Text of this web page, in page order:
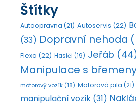
Štítky
Autoopravna (21) Autoservis (22)
(33) Dopravní nehoda
Flexa (22) Hasiči (19) Jeřáb
Manipulace s
motorový vozík (18) Motorová pila (21)
manipulační vozík (31)